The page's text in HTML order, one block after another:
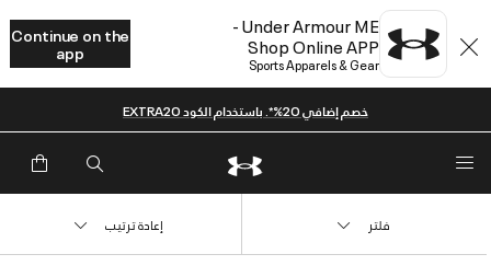
Under Armour ME -
Shop Online APP
Sports Apparels & Gear
Continue on the
app
خصم إضافي 20%*. باستخدام الكود EXTRA20
فلتر إعادة ترتيب